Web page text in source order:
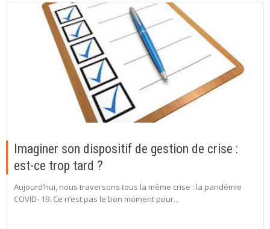
Imaginer son dispositif de gestion de crise :
est-ce trop tard ?
Aujourd’hui, nous traversons tous la même crise : la pandémie
COVID- 19. Ce n’est pas le bon moment pour...